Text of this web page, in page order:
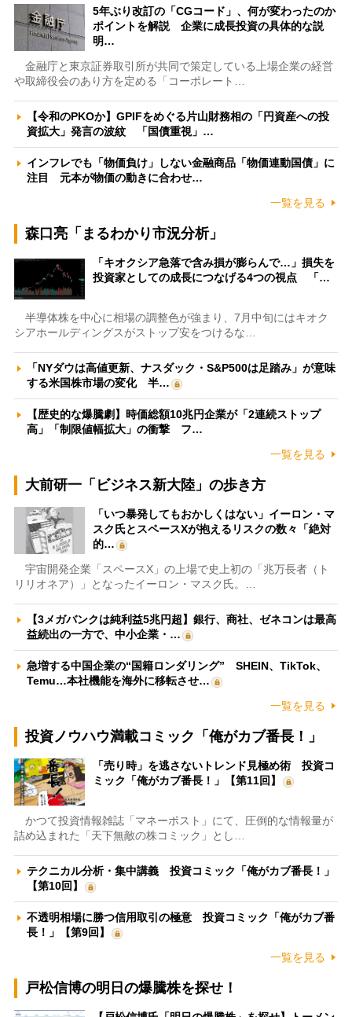
5年ぶり改訂の「CGコード」、何が変わったのか
ポイントを解説 企業に成長投資の具体的な説
明…
金融庁と東京証券取引所が共同で策定している上場企業の経営
や取締役会のあり方を定める「コーポレート…
【令和のPKOか】GPIFをめぐる片山財務相の「円資産への投
資拡大」発言の波紋 「国債重視」…
インフレでも「物価負け」しない金融商品「物価連動国債」に
注目 元本が物価の動きに合わせ…
一覧を見る
森口亮「まるわかり市況分析」
「キオクシア急落で含み損が膨らんで…」損失を
投資家としての成長につなげる4つの視点 「…
半導体株を中心に相場の調整色が強まり、7月中旬にはキオク
シアホールディングスがストップ安をつけるな…
「NYダウは高値更新、ナスダック・S&P500は足踏み」が意味
する米国株市場の変化 半…
【歴史的な爆騰劇】時価総額10兆円企業が「2連続ストップ
高」「制限値幅拡大」の衝撃 フ…
一覧を見る
大前研一「ビジネス新大陸」の歩き方
「いつ暴発してもおかしくはない」イーロン・マ
スク氏とスペースXが抱えるリスクの数々「絶対
的…
宇宙開発企業「スペースX」の上場で史上初の「兆万長者（ト
リリオネア）」となったイーロン・マスク氏。…
【3メガバンクは純利益5兆円超】銀行、商社、ゼネコンは最高
益続出の一方で、中小企業・…
急増する中国企業の“国籍ロンダリング” SHEIN、TikTok、
Temu…本社機能を海外に移転させ…
一覧を見る
投資ノウハウ満載コミック「俺がカブ番長！」
「売り時」を逃さないトレンド見極め術 投資コ
ミック「俺がカブ番長！」【第11回】
かつて投資情報雑誌「マネーポスト」にて、圧倒的な情報量が
詰め込まれた「天下無敵の株コミック」とし…
テクニカル分析・集中講義 投資コミック「俺がカブ番長！」
【第10回】
不透明相場に勝つ信用取引の極意 投資コミック「俺がカブ番
長！」【第9回】
一覧を見る
戸松信博の明日の爆騰株を探せ！